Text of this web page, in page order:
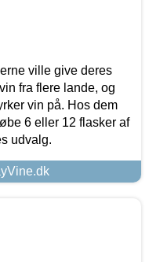
ville give deres
fra flere lande, og
vin på. Hos dem
6 eller 12 flasker af
udvalg.